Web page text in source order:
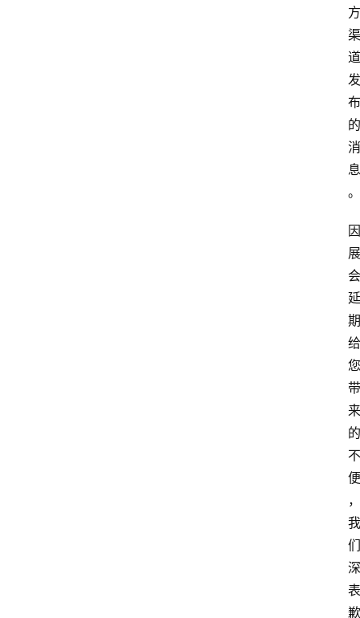
方
渠
道
发
布
的
消
息
。
因
展
会
延
期
给
您
带
来
的
不
便
，
我
们
深
表
歉